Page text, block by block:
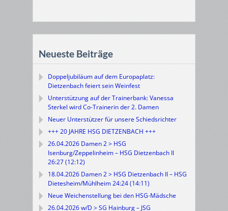
Neueste Beiträge
Doppeljubiläum auf dem Europaplatz:
Dietzenbach feiert sein Weinfest
Unterstützung auf der Trainerbank: Vanessa
Sterkel wird Co-Trainerin der 2. Damen
Neuer Unterstützer für unsere Schiedsrichter
+++ 20 JAHRE HSG DIETZENBACH +++
26.04.2026 Damen 2 > HSG
Isenburg/Zeppelinheim – HSG Dietzenbach II
26:27 (12:12)
18.04.2026 Damen 2 > HSG Dietzenbach II – HSG
Dietesheim/Mühlheim 24:24 (14:11)
Neue Weichenstellung bei den HSG-Mädsche
26.04.2026 w/D > SG Hainburg – JSG